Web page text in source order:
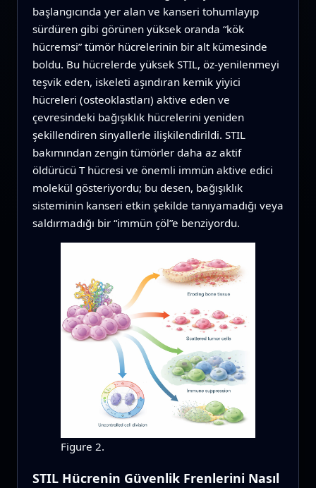
başlangıcında yer alan ve kanseri tohumlayıp
sürdüren gibi görünen yüksek oranda “kök
hücremsi” tümör hücrelerinin bir alt kümesinde
boldu. Bu hücrelerde yüksek STIL, öz‑yenilenmeyi
teşvik eden, iskeleti aşındıran kemik yiyici
hücreleri (osteoklastları) aktive eden ve
çevresindeki bağışıklık hücrelerini yeniden
şekillendiren sinyallerle ilişkilendirildi. STIL
bakımından zengin tümörler daha az aktif
öldürücü T hücresi ve önemli immün aktive edici
molekül gösteriyordu; bu desen, bağışıklık
sisteminin kanseri etkin şekilde tanıyamadığı veya
saldırmadığı bir “immün çöl”e benziyordu.
Figure 2.
STIL Hücrenin Güvenlik Frenlerini Nasıl